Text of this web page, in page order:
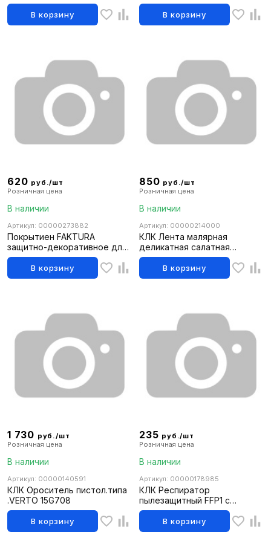
Expert
В корзину
Expert
В корзину
620 руб./шт
Розничная цена
В наличии
Артикул: 00000273882
Покрытиен FAKTURA
защитно-декоративное для
древесины махагон,0,7л
В корзину
850 руб./шт
Розничная цена
В наличии
Артикул: 00000214000
КЛК Лента малярная
деликатная салатная
30мм*50м до 100 град до
120 дней STMDECOR (48шт)
В корзину
1 730 руб./шт
Розничная цена
В наличии
Артикул: 00000140591
КЛК Ороситель пистол.типа
.VERTO 15G708
В корзину
235 руб./шт
Розничная цена
В наличии
Артикул: 00000178985
КЛК Респиратор
пылезащитный FFP1 с
класс.клапаном 4ПДК
98627002В корзину